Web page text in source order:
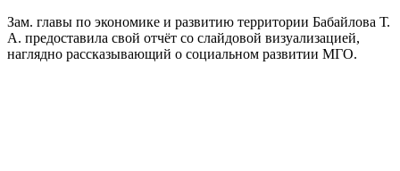
Зам. главы по экономике и развитию территории Бабайлова Т.
А. предоставила свой отчёт со слайдовой визуализацией,
наглядно рассказывающий о социальном развитии МГО.